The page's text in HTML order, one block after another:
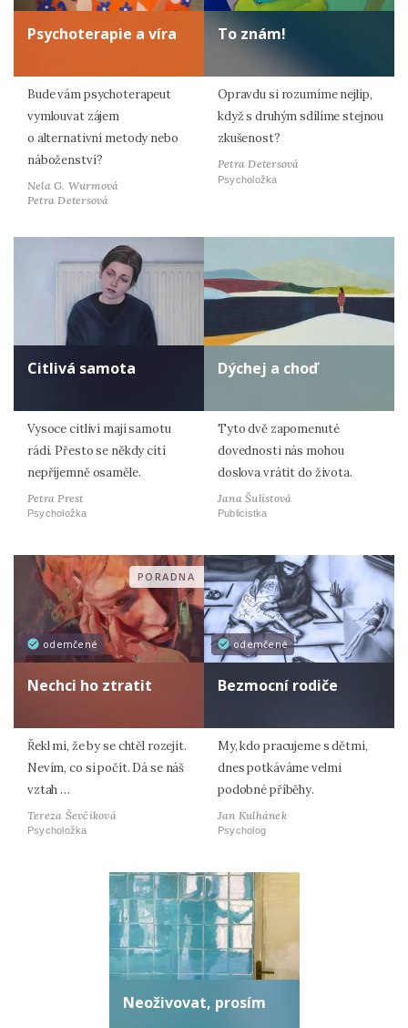
Psychoterapie a víra
Bude vám psychoterapeut
vymlouvat zájem
o alternativní metody nebo
náboženství?
Nela G. Wurmová
Petra Detersová
To znám!
Opravdu si rozumíme nejlíp,
když s druhým sdílíme stejnou
zkušenost?
Petra Detersová
Psycholožka
Citlivá samota
Vysoce citliví mají samotu
rádi. Přesto se někdy cítí
nepříjemně osaměle.
Petra Prest
Psycholožka
Dýchej a choď
Tyto dvě zapomenuté
dovednosti nás mohou
doslova vrátit do života.
Jana Šulistová
Publicistka
odemčené
PORADNA
Nechci ho ztratit
Řekl mi, že by se chtěl rozejít.
Nevím, co si počít. Dá se náš
vztah …
Tereza Ševčíková
Psycholožka
odemčené
Bezmocní rodiče
My, kdo pracujeme s dětmi,
dnes potkáváme velmi
podobné příběhy.
Jan Kulhánek
Psycholog
Neoživovat, prosím